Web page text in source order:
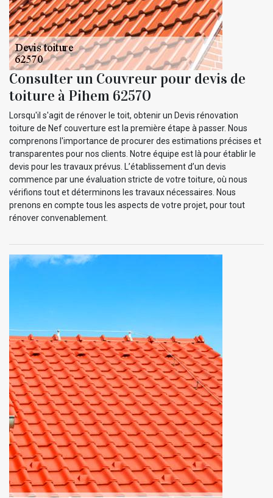
Consulter un Couvreur pour devis de
toiture à Pihem 62570
Lorsqu'il s'agit de rénover le toit, obtenir un Devis rénovation
toiture de Nef couverture est la première étape à passer. Nous
comprenons l'importance de procurer des estimations précises et
transparentes pour nos clients. Notre équipe est là pour établir le
devis pour les travaux prévus. L’établissement d’un devis
commence par une évaluation stricte de votre toiture, où nous
vérifions tout et déterminons les travaux nécessaires. Nous
prenons en compte tous les aspects de votre projet, pour tout
rénover convenablement.